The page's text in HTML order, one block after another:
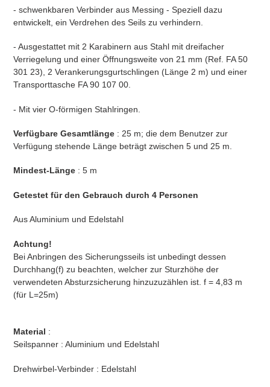
- schwenkbaren Verbinder aus Messing - Speziell dazu
entwickelt, ein Verdrehen des Seils zu verhindern.
- Ausgestattet mit 2 Karabinern aus Stahl mit dreifacher
Verriegelung und einer Öffnungsweite von 21 mm (Ref. FA 50
301 23), 2 Verankerungsgurtschlingen (Länge 2 m) und einer
Transporttasche FA 90 107 00.
- Mit vier O-förmigen Stahlringen.
Verfügbare Gesamtlänge : 25 m; die dem Benutzer zur
Verfügung stehende Länge beträgt zwischen 5 und 25 m.
Mindest-Länge : 5 m
Getestet für den Gebrauch durch 4 Personen
Aus Aluminium und Edelstahl
Achtung!
Bei Anbringen des Sicherungsseils ist unbedingt dessen
Durchhang(f) zu beachten, welcher zur Sturzhöhe der
verwendeten Absturzsicherung hinzuzuzählen ist. f = 4,83 m
(für L=25m)
Material :
Seilspanner : Aluminium und Edelstahl
Drehwirbel-Verbinder : Edelstahl